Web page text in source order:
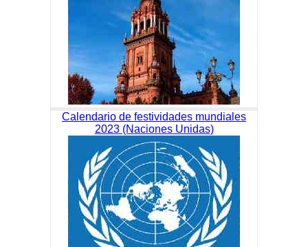
Calendario de festividades mundiales
2023 (Naciones Unidas)